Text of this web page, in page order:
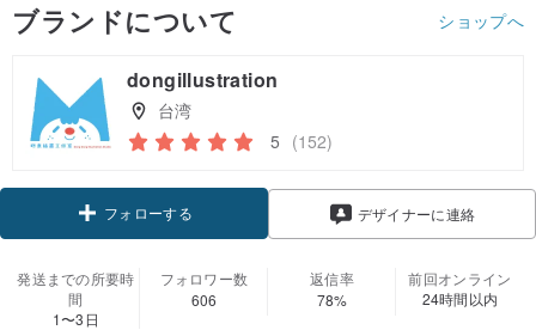
ブランドについて ショップへ
dongillustration
台湾
5 (152)
フォローする デザイナーに連絡
発送までの所要時
間
1〜3日
フォロワー数
606
返信率
78%
前回オンライン
24時間以内